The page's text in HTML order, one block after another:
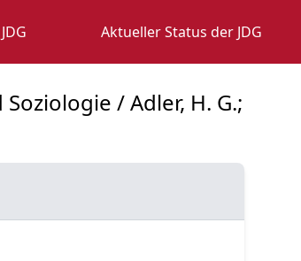
Aktueller Status der JDG
/ Adler, H. G.;